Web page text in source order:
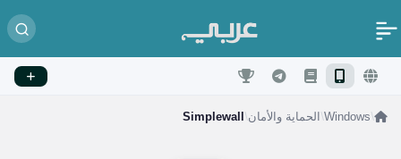
/
Windows
/ الحماية والأمان/
Simplewall